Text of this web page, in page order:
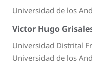
Universidad de los
Victor Hugo
Universidad Distrital
Universidad de los